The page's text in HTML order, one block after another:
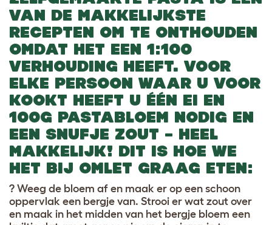
VAN DE MAKKELIJKSTE
RECEPTEN OM TE ONTHOUDEN
OMDAT HET EEN 1:100
VERHOUDING HEEFT. VOOR
ELKE PERSOON WAAR U VOOR
KOOKT HEEFT U ÉÉN EI EN
100G PASTABLOEM NODIG EN
EEN SNUFJE ZOUT – HEEL
MAKKELIJK! DIT IS HOE WE
HET BIJ OMLET GRAAG ETEN:
? Weeg de bloem af en maak er op een schoon
oppervlak een bergje van. Strooi er wat zout over
en maak in het midden van het bergje bloem een